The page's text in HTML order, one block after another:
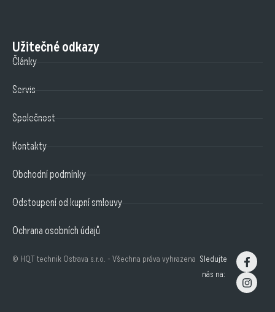
Užitečné odkazy
Články
Servis
Společnost
Kontakty
Obchodní podmínky
Odstoupení od kupní smlouvy
Ochrana osobních údajů
© HQT technik Ostrava s.r.o. - Všechna práva vyhrazena Sledujte
nás na: